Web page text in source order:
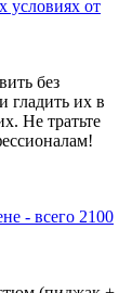
условиях от
без
гладить их в
Не тратьте
- всего 2100